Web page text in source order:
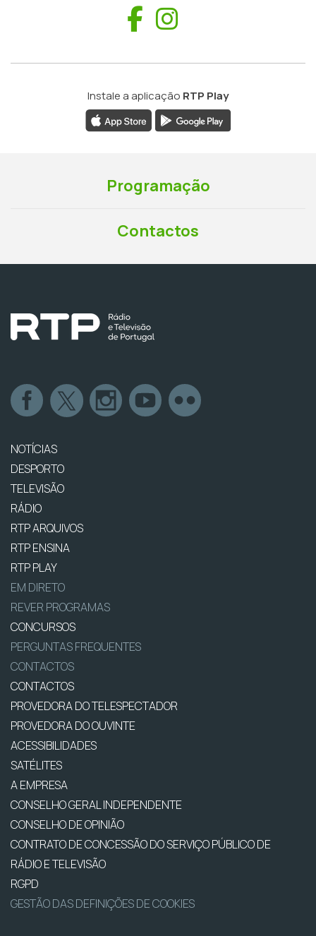
Facebook
Instale a aplicação RTP Play
Programação
Contactos
NOTÍCIAS
DESPORTO
TELEVISÃO
RÁDIO
RTP ARQUIVOS
RTP ENSINA
RTP PLAY
EM DIRETO
REVER PROGRAMAS
CONCURSOS
PERGUNTAS FREQUENTES
CONTACTOS
CONTACTOS
PROVEDORA DO TELESPECTADOR
PROVEDORA DO OUVINTE
ACESSIBILIDADES
SATÉLITES
A EMPRESA
CONSELHO GERAL INDEPENDENTE
CONSELHO DE OPINIÃO
CONTRATO DE CONCESSÃO DO SERVIÇO PÚBLICO DE
RÁDIO E TELEVISÃO
RGPD
GESTÃO DAS DEFINIÇÕES DE COOKIES